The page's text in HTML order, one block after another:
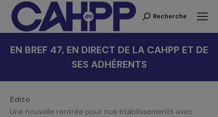
Recherche
Recherche
EN BREF 47, EN DIRECT DE LA CAHPP ET DE
SES ADHÉRENTS
Edito
Une nouvelle rentrée pour nos établissements avec